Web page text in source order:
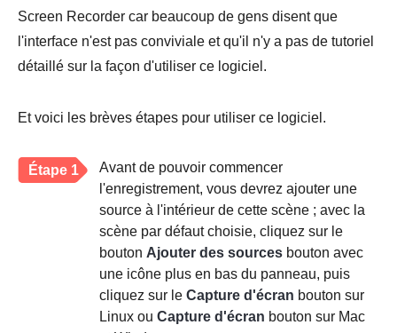
Screen Recorder car beaucoup de gens disent que
l'interface n'est pas conviviale et qu'il n'y a pas de tutoriel
détaillé sur la façon d'utiliser ce logiciel.
Et voici les brèves étapes pour utiliser ce logiciel.
Étape 1
Avant de pouvoir commencer
l'enregistrement, vous devrez ajouter une
source à l'intérieur de cette scène ; avec la
scène par défaut choisie, cliquez sur le
bouton Ajouter des sources bouton avec
une icône plus en bas du panneau, puis
cliquez sur le Capture d'écran bouton sur
Linux ou Capture d'écran bouton sur Mac